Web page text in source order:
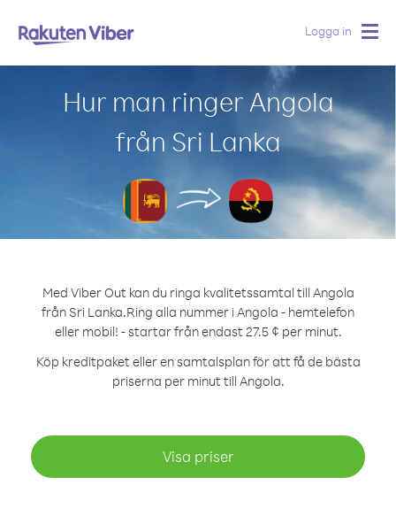
Logga in
Hur man ringer Angola
från Sri Lanka
Med Viber Out kan du ringa kvalitetssamtal till Angola
från Sri Lanka.Ring alla nummer i Angola - hemtelefon
eller mobil! - startar från endast 27.5 ¢ per minut.
Köp kreditpaket eller en samtalsplan för att få de bästa
priserna per minut till Angola.
Visa priser